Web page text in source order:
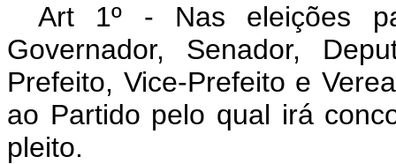
Art 1º - Nas eleições
Governador, Senador,
Prefeito, Vice-Prefeito e
ao Partido pelo qual irá
pleito.